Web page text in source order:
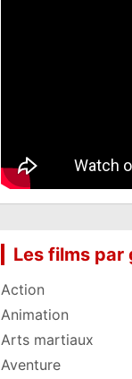
Les films par
Action
Animation
Arts martiaux
Aventure